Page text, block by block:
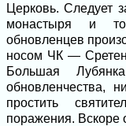
Церковь. Следует
монастыря и
обновленцев
носом ЧК —
Большая
обновленчества,
простить
поражения. Вскоре